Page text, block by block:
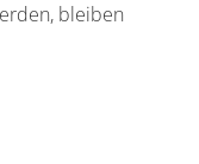
bleiben